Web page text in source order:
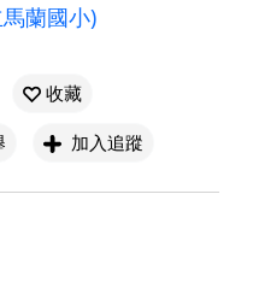
蘭國小)
收藏
加入追蹤